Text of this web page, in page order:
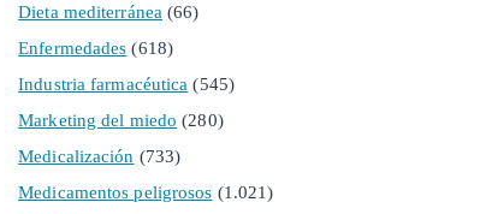
Dieta mediterránea (66)
Enfermedades (618)
Industria farmacéutica (545)
Marketing del miedo (280)
Medicalización (733)
Medicamentos peligrosos (1.021)